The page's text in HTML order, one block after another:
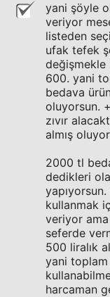
yani şöyle
veriyor
listeden
ufak tefek
600. yani
bedava
oluyorsun.
zıvır
almış
2000 tl
dedikleri
kullanmak
veriyor
seferde
500 liralık
yani
harcaman